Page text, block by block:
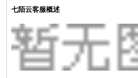
七陌云客服概述